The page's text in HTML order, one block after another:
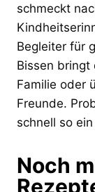
schmeckt
Begleiter für
Bissen bringt
Familie oder
Freunde.
schnell so
Noch